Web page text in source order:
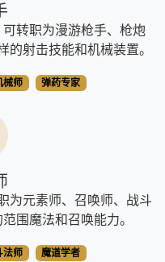
转职为漫游枪手、枪炮
的射击技能和机械装置。
械师 弹药专家
为元素师、召唤师、战斗
围魔法和召唤能力。
法师 魔道学者